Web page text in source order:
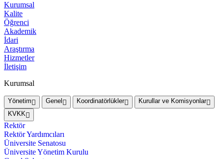
Kurumsal
Kalite
Öğrenci
Akademik
İdari
Araştırma
Hizmetler
İletişim
Kurumsal
Yönetim Genel Koordinatörlükler
Kurullar ve Komisyonlar
KVKK
Rektör
Rektör Yardımcıları
Üniversite Senatosu
Üniversite Yönetim Kurulu